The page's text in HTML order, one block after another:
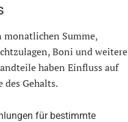
monatlichen Summe,
Boni und weitere
haben Einfluss auf
des Gehalts.
für bestimmte